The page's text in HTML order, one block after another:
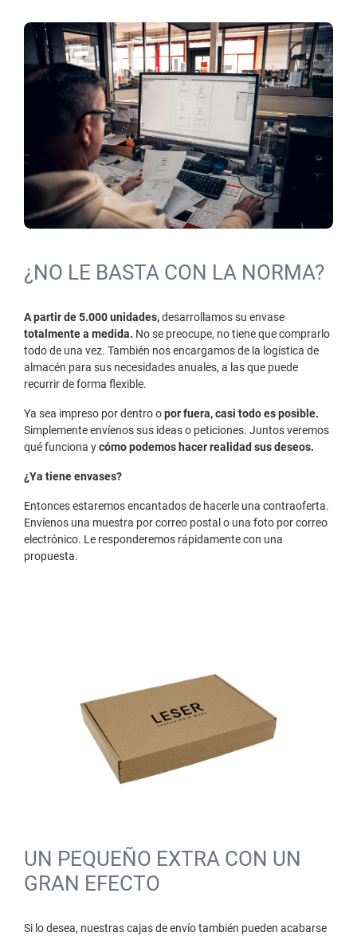
¿NO LE BASTA CON LA NORMA?
A partir de 5.000 unidades,desarrollamos su envase
totalmente a medida. No se preocupe, no tiene que comprarlo
todo de una vez. También nos encargamos de la logística de
almacén para sus necesidades anuales, a las que puede
recurrir de forma flexible.
Ya sea impreso por dentro opor fuera, casi todo es posible.
Simplemente envíenos sus ideas o peticiones. Juntos veremos
qué funciona ycómo podemos hacer realidad sus deseos.
¿Ya tiene envases?
Entonces estaremos encantados de hacerle una contraoferta.
Envíenos una muestra por correo postal o una foto por correo
electrónico. Le responderemos rápidamente con una
propuesta.
UN PEQUEÑO EXTRA CON UN
GRAN EFECTO
Si lo desea, nuestras cajas de envío también pueden acabarse